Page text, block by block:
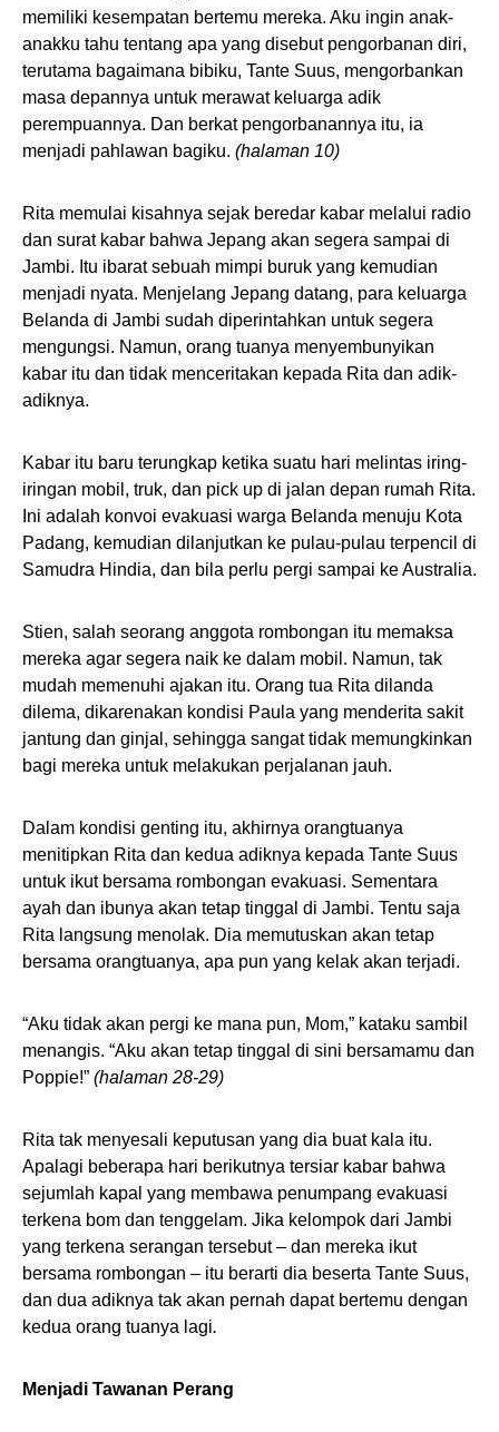
memiliki kesempatan bertemu mereka. Aku ingin anak-
anakku tahu tentang apa yang disebut pengorbanan diri,
terutama bagaimana bibiku, Tante Suus, mengorbankan
masa depannya untuk merawat keluarga adik
perempuannya. Dan berkat pengorbanannya itu, ia
menjadi pahlawan bagiku. (halaman 10)
Rita memulai kisahnya sejak beredar kabar melalui radio
dan surat kabar bahwa Jepang akan segera sampai di
Jambi. Itu ibarat sebuah mimpi buruk yang kemudian
menjadi nyata. Menjelang Jepang datang, para keluarga
Belanda di Jambi sudah diperintahkan untuk segera
mengungsi. Namun, orang tuanya menyembunyikan
kabar itu dan tidak menceritakan kepada Rita dan adik-
adiknya.
Kabar itu baru terungkap ketika suatu hari melintas iring-
iringan mobil, truk, dan pick up di jalan depan rumah Rita.
Ini adalah konvoi evakuasi warga Belanda menuju Kota
Padang, kemudian dilanjutkan ke pulau-pulau terpencil di
Samudra Hindia, dan bila perlu pergi sampai ke Australia.
Stien, salah seorang anggota rombongan itu memaksa
mereka agar segera naik ke dalam mobil. Namun, tak
mudah memenuhi ajakan itu. Orang tua Rita dilanda
dilema, dikarenakan kondisi Paula yang menderita sakit
jantung dan ginjal, sehingga sangat tidak memungkinkan
bagi mereka untuk melakukan perjalanan jauh.
Dalam kondisi genting itu, akhirnya orangtuanya
menitipkan Rita dan kedua adiknya kepada Tante Suus
untuk ikut bersama rombongan evakuasi. Sementara
ayah dan ibunya akan tetap tinggal di Jambi. Tentu saja
Rita langsung menolak. Dia memutuskan akan tetap
bersama orangtuanya, apa pun yang kelak akan terjadi.
“Aku tidak akan pergi ke mana pun, Mom,” kataku sambil
menangis. “Aku akan tetap tinggal di sini bersamamu dan
Poppie!” (halaman 28-29)
Rita tak menyesali keputusan yang dia buat kala itu.
Apalagi beberapa hari berikutnya tersiar kabar bahwa
sejumlah kapal yang membawa penumpang evakuasi
terkena bom dan tenggelam. Jika kelompok dari Jambi
yang terkena serangan tersebut – dan mereka ikut
bersama rombongan – itu berarti dia beserta Tante Suus,
dan dua adiknya tak akan pernah dapat bertemu dengan
kedua orang tuanya lagi.
Menjadi Tawanan Perang